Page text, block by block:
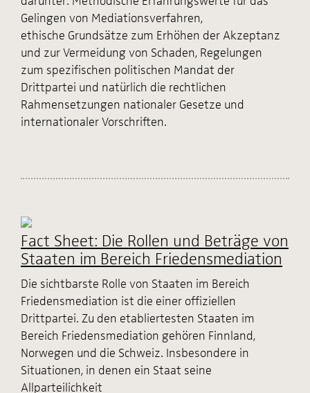
Gelingen von Mediationsverfahren,
ethische Grundsätze zum Erhöhen der Akzeptanz
und zur Vermeidung von Schaden, Regelungen
zum spezifischen politischen Mandat der
Drittpartei und natürlich die rechtlichen
Rahmensetzungen nationaler Gesetze und
internationaler Vorschriften.
Fact Sheet: Die Rollen und Beträge von
Staaten im Bereich Friedensmediation
Die sichtbarste Rolle von Staaten im Bereich
Friedensmediation ist die einer offiziellen
Drittpartei. Zu den etabliertesten Staaten im
Bereich Friedensmediation gehören Finnland,
Norwegen und die Schweiz. Insbesondere in
Situationen, in denen ein Staat seine
Allparteilichkeit